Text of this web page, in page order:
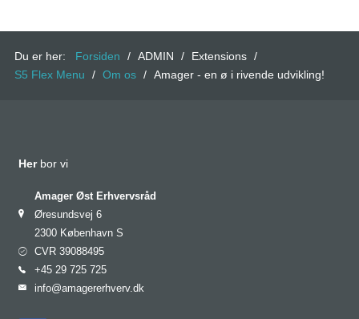
Du er her: Forsiden / ADMIN / Extensions /
S5 Flex Menu
/ Om os / Amager - en ø i rivende udvikling!
Her bor vi
Amager Øst Erhvervsråd
Øresundsvej 6
2300 København S
CVR 39088495
+45 29 725 725
info@amagererhverv.dk